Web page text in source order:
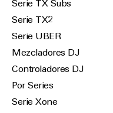
Serie TX Subs
Serie TX2
Serie UBER
Mezcladores DJ
Controladores DJ
Por Series
Serie Xone